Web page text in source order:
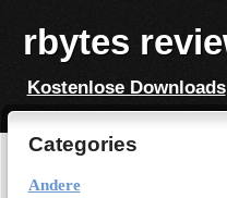
rbytes
Kostenlose Downloads
Categories
Andere